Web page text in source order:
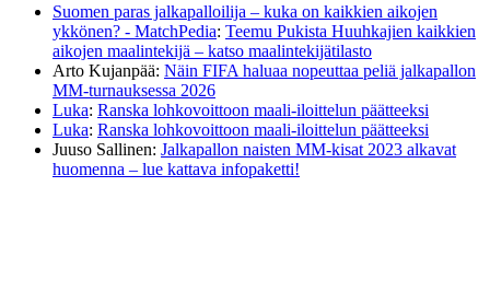
Suomen paras jalkapalloilija – kuka on kaikkien aikojen
ykkönen? - MatchPedia: Teemu Pukista Huuhkajien kaikkien
aikojen maalintekijä – katso maalintekijätilasto
Arto Kujanpää: Näin FIFA haluaa nopeuttaa peliä jalkapallon
MM-turnauksessa 2026
Luka: Ranska lohkovoittoon maali-iloittelun päätteeksi
Luka: Ranska lohkovoittoon maali-iloittelun päätteeksi
Juuso Sallinen: Jalkapallon naisten MM-kisat 2023 alkavat
huomenna – lue kattava infopaketti!